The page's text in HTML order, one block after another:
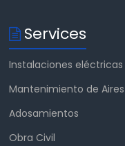
Services
Instalaciones eléctricas
Mantenimiento de Aires
Adosamientos
Obra Civil